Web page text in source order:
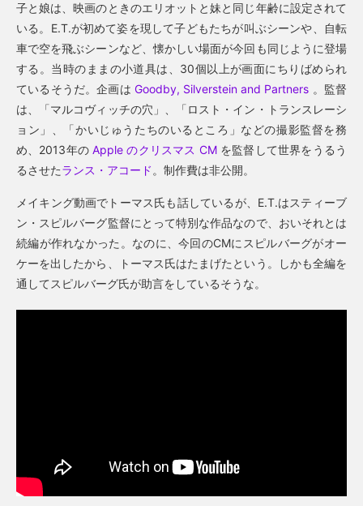
子と娘は、映画のときのエリオットと妹と同じ年齢に設定されて
いる。E.T.が初めて姿を現して子どもたちが叫ぶシーンや、自転
車で空を飛ぶシーンなど、懐かしい場面が今回も同じように登場
する。当時のままの小道具は、30個以上が画面にちりばめられ
ているそうだ。企画は Goodby, Silverstein and Partners 。監督
は、「マルコヴィッチの穴」、「ロスト・イン・トランスレーシ
ョン」、「かいじゅうたちのいるところ」などの撮影監督を務
め、2013年のApple のクリスマス CM を監督して世界をうるう
るさせたランス・アコード 。制作費は非公開。
メイキング動画でトーマス氏も話しているが、E.T.はスティーブ
ン・スピルバーグ監督にとって特別な作品なので、おいそれとは
続編が作れなかった。なのに、今回のCMにスピルバーグがオー
ケーを出したから、トーマス氏はたまげたという。しかも全編を
通してスピルバーグ氏が助言をしているそうな。